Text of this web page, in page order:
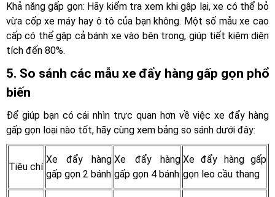
Khả năng gấp gọn: Hãy kiểm tra xem khi gập lại, xe có thể bỏ
vừa cốp xe máy hay ô tô của bạn không. Một số mẫu xe cao
cấp có thể gập cả bánh xe vào bên trong, giúp tiết kiệm diện
tích đến 80%.
5. So sánh các mẫu xe đẩy hàng gấp gọn phổ
biến
Để giúp bạn có cái nhìn trực quan hơn về việc xe đẩy hàng
gấp gọn loại nào tốt, hãy cùng xem bảng so sánh dưới đây:
Tiêu chí
Xe đẩy hàng
gấp gọn 2 bánh
Xe đẩy hàng
gấp gọn 4 bánh
Xe đẩy hàng gấp
gọn leo cầu thang